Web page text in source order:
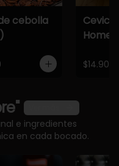
cebolla
Home
$14.900
e ingredientes
en cada bocado.